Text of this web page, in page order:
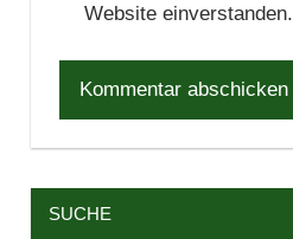
Website einverstanden.
SUCHE